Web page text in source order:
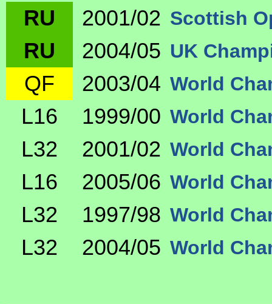
RU 2001/02 Scottish
RU 2004/05 UK
QF 2003/04 World
L16 1999/00 World
L32 2001/02 World
L16 2005/06 World
L32 1997/98 World
L32 2004/05 World